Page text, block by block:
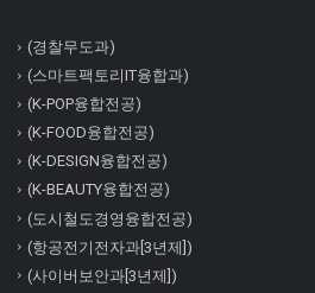
(경찰무도과)
(스마트팩토리IT융합과)
(K-POP융합전공)
(K-FOOD융합전공)
(K-DESIGN융합전공)
(K-BEAUTY융합전공)
(도시철도경영융합전공)
(항공전기전자과[3년제])
(사이버보안과[3년제])